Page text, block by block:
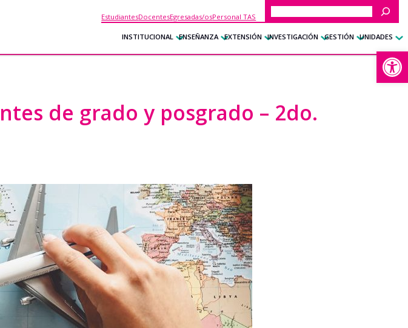
EstudiantesDocentesEgresadas/osPersonal TAS
Buscar
INSTITUCIONAL ENSEÑANZA EXTENSIÓN INVESTIGACIÓN GESTIÓN UNIDADES
de grado y posgrado – 2do.